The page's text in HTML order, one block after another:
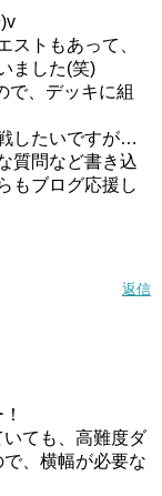
ストもあって、
ました(笑)
で、デッキに組
したいですが…
質問など書き込
もブログ応援し
返信
ても、高難度ダ
、横幅が必要な